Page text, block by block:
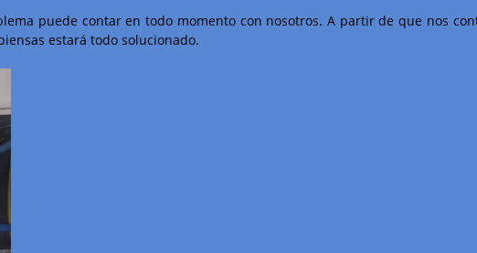
puede contar en todo momento con nosotros. A partir de que nos
estará todo solucionado.